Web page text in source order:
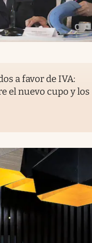
a favor de IVA:
el nuevo cupo y los